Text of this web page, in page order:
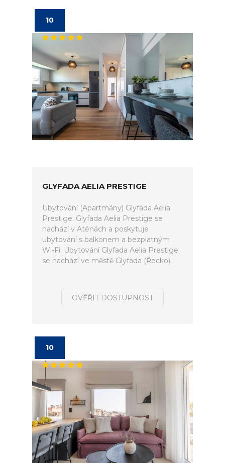
10
GLYFADA AELIA PRESTIGE
Ubytování (Apartmány) Glyfada Aelia
Prestige. Glyfada Aelia Prestige se
nachází v Aténách a poskytuje
ubytování s balkonem a bezplatným
Wi-Fi. Ubytování Glyfada Aelia Prestige
se nachází ve městě Glyfada (Řecko).
OVĚŘIT DOSTUPNOST
10